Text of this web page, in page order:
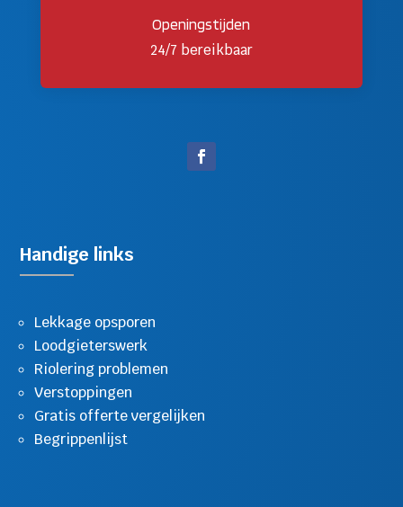
Openingstijden
24/7 bereikbaar
Handige links
Lekkage opsporen
Loodgieterswerk
Riolering problemen
Verstoppingen
Gratis offerte vergelijken
Begrippenlijst